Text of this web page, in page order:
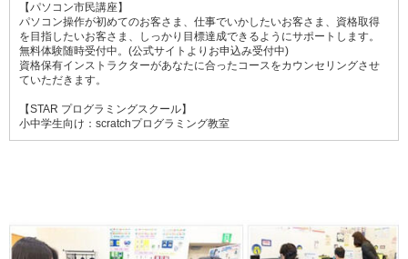
【パソコン市民講座】
パソコン操作が初めてのお客さま、仕事でいかしたいお客さま、資格取得
を目指したいお客さま、しっかり目標達成できるようにサポートします。
無料体験随時受付中。(公式サイトよりお申込み受付中)
資格保有インストラクターがあなたに合ったコースをカウンセリングさせ
ていただきます。
【STAR プログラミングスクール】
小中学生向け：scratchプログラミング教室